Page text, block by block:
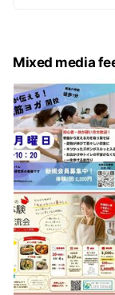
い😊
Q. 他のお店にも
A. いいえ、あり
当社にて、現在
すので、
複数の不動産会
Q. 店舗はどこに
A. JR六甲道駅か
所にあります！
Q. 初めての引越
A. もちろん大丈
Mixed media